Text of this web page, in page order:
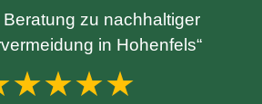
Beratung zu nachhaltiger
in Hohenfels“